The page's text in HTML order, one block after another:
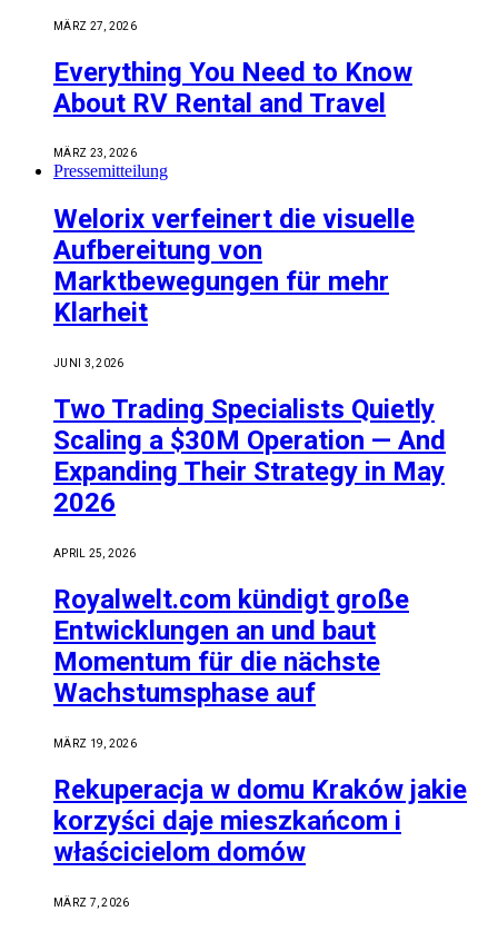
MÄRZ 27, 2026
Everything You Need to Know
About RV Rental and Travel
MÄRZ 23, 2026
Pressemitteilung
Welorix verfeinert die visuelle
Aufbereitung von
Marktbewegungen für mehr
Klarheit
JUNI 3, 2026
Two Trading Specialists Quietly
Scaling a $30M Operation — And
Expanding Their Strategy in May
2026
APRIL 25, 2026
Royalwelt.com kündigt große
Entwicklungen an und baut
Momentum für die nächste
Wachstumsphase auf
MÄRZ 19, 2026
Rekuperacja w domu Kraków jakie
korzyści daje mieszkańcom i
właścicielom domów
MÄRZ 7, 2026